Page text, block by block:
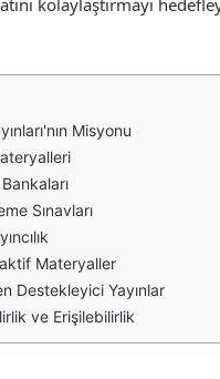
kolaylaştırmayı
Misyonu
Sınavları
Materyaller
Destekleyici Yayınlar
ve Erişilebilirlik